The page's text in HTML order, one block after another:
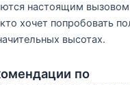
настоящим
хочет попробовать
высотах.
по